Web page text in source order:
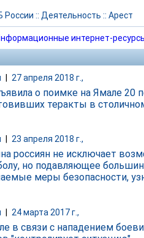
России :: Деятельность :: Арест
интернет-
27 апреля 2018 г.,
о поимке на Ямале 20
теракты в
23 апреля 2018 г.,
россиян не исключает
но подавляющее
меры безопасности,
| 24 марта 2017 г.,
в связи с нападением